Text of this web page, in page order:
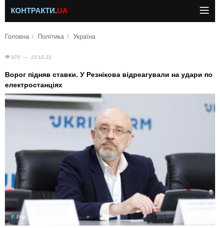
КОНТРАКТИ.UA
Головна Політика Україна
870 — 23.10.22
Ворог підняв ставки. У Резнікова відреагували на удари по
електростанціях